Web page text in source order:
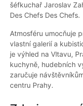
šéfkuchař Jaroslav
Des Chefs Des Chefs.
Atmosféru umocňuje
vlastní galerií a
je výhled na Vltavu,
kuchyně, hudebních
zaručuje
centru Prahy.